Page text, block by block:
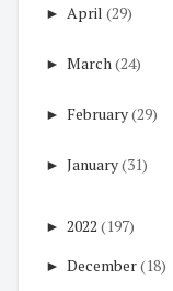
► April (29)
► March (24)
► February(29)
► January(31)
► 2022 (197)
► December(18)